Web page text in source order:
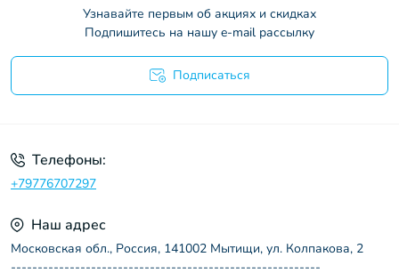
Узнавайте первым об акциях и скидках
Подпишитесь на нашу e-mail рассылку
Подписаться
Телефоны:
+79776707297
Наш адрес
Московская обл., Россия, 141002 Мытищи, ул. Колпакова, 2
----------------------------------------------------------